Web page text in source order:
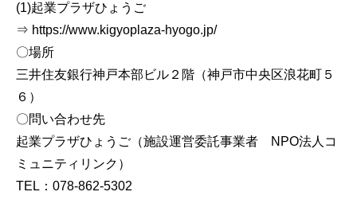
(1)起業プラザひょうご
⇒ https://www.kigyoplaza-hyogo.jp/
〇場所
三井住友銀行神戸本部ビル２階（神戸市中央区浪花町５
６）
〇問い合わせ先
起業プラザひょうご（施設運営委託事業者 NPO法人コ
ミュニティリンク）
TEL：078-862-5302